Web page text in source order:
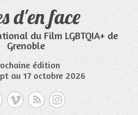
d'en face
du Film LGBTQIA+ de
Grenoble
édition
au 17 octobre 2026